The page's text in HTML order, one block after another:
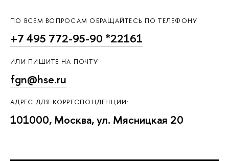
ПО ВСЕМ ВОПРОСАМ ОБРАЩАЙТЕСЬ ПО ТЕЛЕФОНУ
+7 495 772-95-90 *22161
ИЛИ ПИШИТЕ НА ПОЧТУ
fgn@hse.ru
АДРЕС ДЛЯ КОРРЕСПОНДЕНЦИИ:
101000, Москва, ул. Мясницкая 20